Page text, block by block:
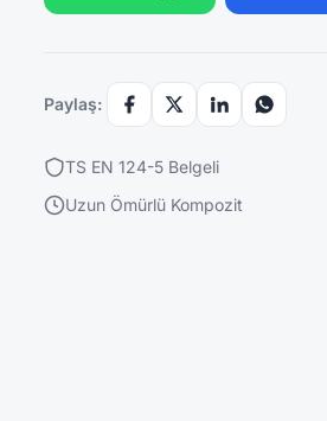
Paylaş:
TS EN 124-5 Belgeli
Uzun Ömürlü Kompozit